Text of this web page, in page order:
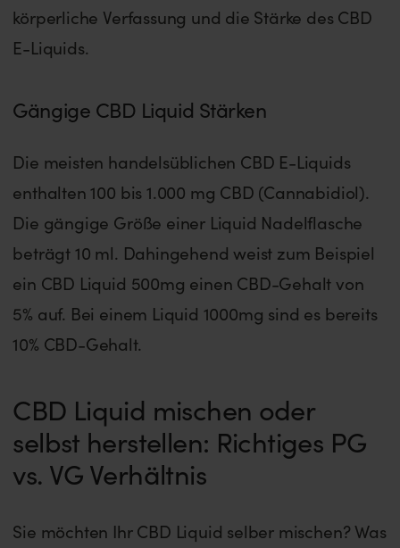
körperliche Verfassung und die Stärke des CBD
E-Liquids.
Gängige CBD Liquid Stärken
Die meisten handelsüblichen CBD E-Liquids
enthalten 100 bis 1.000 mg CBD (Cannabidiol).
Die gängige Größe einer Liquid Nadelflasche
beträgt 10 ml. Dahingehend weist zum Beispiel
ein CBD Liquid 500mg einen CBD-Gehalt von
5% auf. Bei einem Liquid 1000mg sind es bereits
10% CBD-Gehalt.
CBD Liquid mischen oder
selbst herstellen: Richtiges PG
vs. VG Verhältnis
Sie möchten Ihr CBD Liquid selber mischen? Was